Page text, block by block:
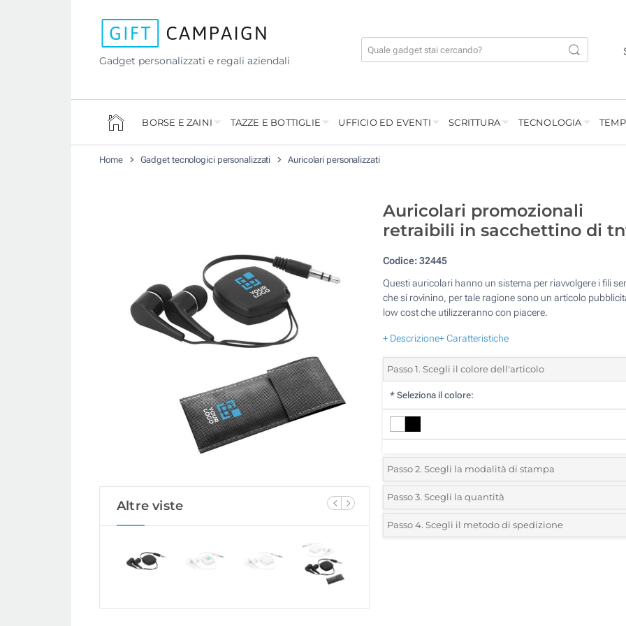
Gadget personalizzati e regali aziendali
BORSE E ZAINI TAZZE E BOTTIGLIE UFFICIO ED EVENTI SCRITTURA TECNOLOGIA
Home Gadget tecnologici personalizzati Auricolari personalizzati
Altre viste
Auricolari promozionali
retraibili in sacchettino di
Codice: 32445
Questi auricolari hanno un sistema per riavvolgere i fili
che si rovinino, per tale ragione sono un articolo
low cost che utilizzeranno con piacere.
+ Descrizione+ Caratteristiche
Passo 1. Scegli il colore dell'articolo
* Seleziona il colore:
Passo 2. Scegli la modalità di stampa
*Seleziona la posizione di stampa e il colore del vostro
1 Colore (Sul Porta-cavi)
Passo 3. Scegli la quantità
*Quantità desiderata:
Passo 4. Scegli il metodo di spedizione